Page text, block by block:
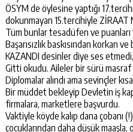
ÖSYM de öylesine yaptığı
dokunmayan 15.tercihiyle ZİRAAT
Tüm bunlar tesadüfen ve
Başarısızlık baskısından korkan
KAZANDI desinler diye ses
Gitti okudu. Aileler bir sürü
Diplomalar alındı ama sevinçler
Bir müddet bekleyip Devletin iş
firmalara, marketlere başvurdu.
Vaktiyle köyde kalıp dana çobanı
çocuklarından daha düşük maaşla,